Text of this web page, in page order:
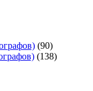
(90)
(138)